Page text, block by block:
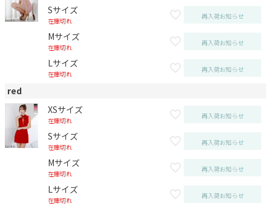
Sサイズ
在庫切れ
再入荷お知らせ
Mサイズ
在庫切れ
再入荷お知らせ
Lサイズ
在庫切れ
再入荷お知らせ
red
XSサイズ
在庫切れ
再入荷お知らせ
Sサイズ
在庫切れ
再入荷お知らせ
Mサイズ
在庫切れ
再入荷お知らせ
Lサイズ
在庫切れ
再入荷お知らせ